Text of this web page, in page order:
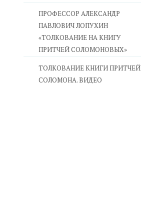
ПРОФЕССОР АЛЕКСАНДР
ПАВЛОВИЧ ЛОПУХИН
«ТОЛКОВАНИЕ НА КНИГУ
ПРИТЧЕЙ СОЛОМОНОВЫХ»
ТОЛКОВАНИЕ КНИГИ ПРИТЧЕЙ
СОЛОМОНА. ВИДЕО